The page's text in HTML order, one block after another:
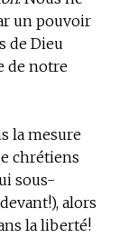
un pouvoir
de Dieu
de notre
la mesure
chrétiens
sous-
alors
la liberté!